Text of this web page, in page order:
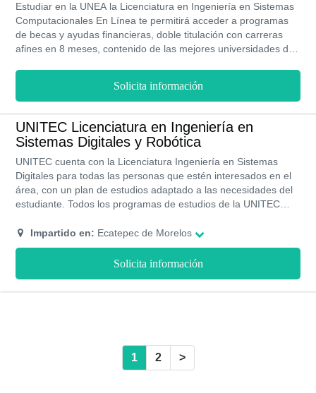
Estudiar en la UNEA la Licenciatura en Ingeniería en Sistemas
Computacionales En Línea te permitirá acceder a programas
de becas y ayudas financieras, doble titulación con carreras
afines en 8 meses, contenido de las mejores universidades del
estudiar al mismo tiempo, validez y programas académicos
actualizados y emitidos por la SEP, oportunidad de iniciar tu
propio negocio con la oficina empréndete.
Solicita información
UNITEC Licenciatura en Ingeniería en
Sistemas Digitales y Robótica
UNITEC cuenta con la Licenciatura Ingeniería en Sistemas
Digitales para todas las personas que estén interesados en el
área, con un plan de estudios adaptado a las necesidades del
estudiante. Todos los programas de estudios de la UNITEC
cualquier época del año siempre y cuando cumplas con los
requisitos de admisión exigidos por el Tec de Monterrey.
Impartido en: Ecatepec de Morelos
Solicita información
1 2 >